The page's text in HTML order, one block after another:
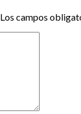
Los campos